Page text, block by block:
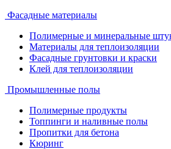
Фасадные материалы
Полимерные и минеральные
Материалы для теплоизоляции
Фасадные грунтовки и краски
Клей для теплоизоляции
Промышленные полы
Полимерные продукты
Топпинги и наливные полы
Пропитки для бетона
Кюринг